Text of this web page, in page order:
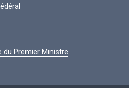
du Premier Ministre